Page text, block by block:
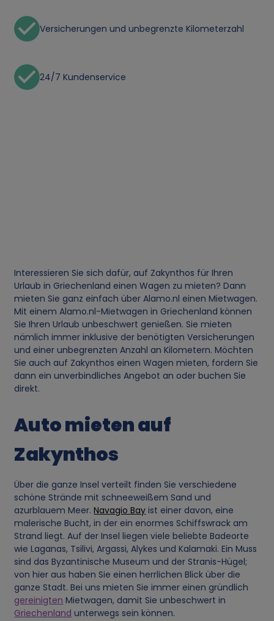
Versicherungen und unbegrenzte Kilometerzahl
24/7 Kundenservice
Interessieren Sie sich dafür, auf Zakynthos für Ihren
Urlaub in Griechenland einen Wagen zu mieten? Dann
mieten Sie ganz einfach über Alamo.nl einen Mietwagen.
Mit einem Alamo.nl-Mietwagen in Griechenland können
Sie Ihren Urlaub unbeschwert genießen. Sie mieten
nämlich immer inklusive der benötigten Versicherungen
und einer unbegrenzten Anzahl an Kilometern. Möchten
Sie auch auf Zakynthos einen Wagen mieten, fordern Sie
dann ein unverbindliches Angebot an oder buchen Sie
direkt.
Auto mieten auf
Zakynthos
Über die ganze Insel verteilt finden Sie verschiedene
schöne Strände mit schneeweißem Sand und
azurblauem Meer.Navagio Bay ist einer davon, eine
malerische Bucht, in der ein enormes Schiffswrack am
Strand liegt. Auf der Insel liegen viele beliebte Badeorte
wie Laganas, Tsilivi, Argassi, Alykes und Kalamaki. Ein Muss
sind das Byzantinische Museum und der Stranis-Hügel;
von hier aus haben Sie einen herrlichen Blick über die
ganze Stadt. Bei uns mieten Sie immer einen gründlich
gereinigten Mietwagen, damit Sie unbeschwert in
Griechenland unterwegs sein können.